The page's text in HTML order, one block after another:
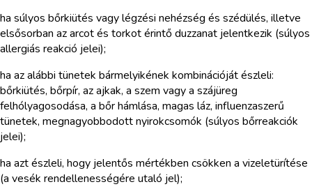
ha súlyos bőrkiütés vagy légzési nehézség és szédülés, illetve
elsősorban az arcot és torkot érintő duzzanat jelentkezik (súlyos
allergiás reakció jelei);
ha az alábbi tünetek bármelyikének kombinációját észleli:
bőrkiütés, bőrpír, az ajkak, a szem vagy a szájüreg
felhólyagosodása, a bőr hámlása, magas láz, influenzaszerű
tünetek, megnagyobbodott nyirokcsomók (súlyos bőrreakciók
jelei);
ha azt észleli, hogy jelentős mértékben csökken a vizeletürítése
(a vesék rendellenességére utaló jel);